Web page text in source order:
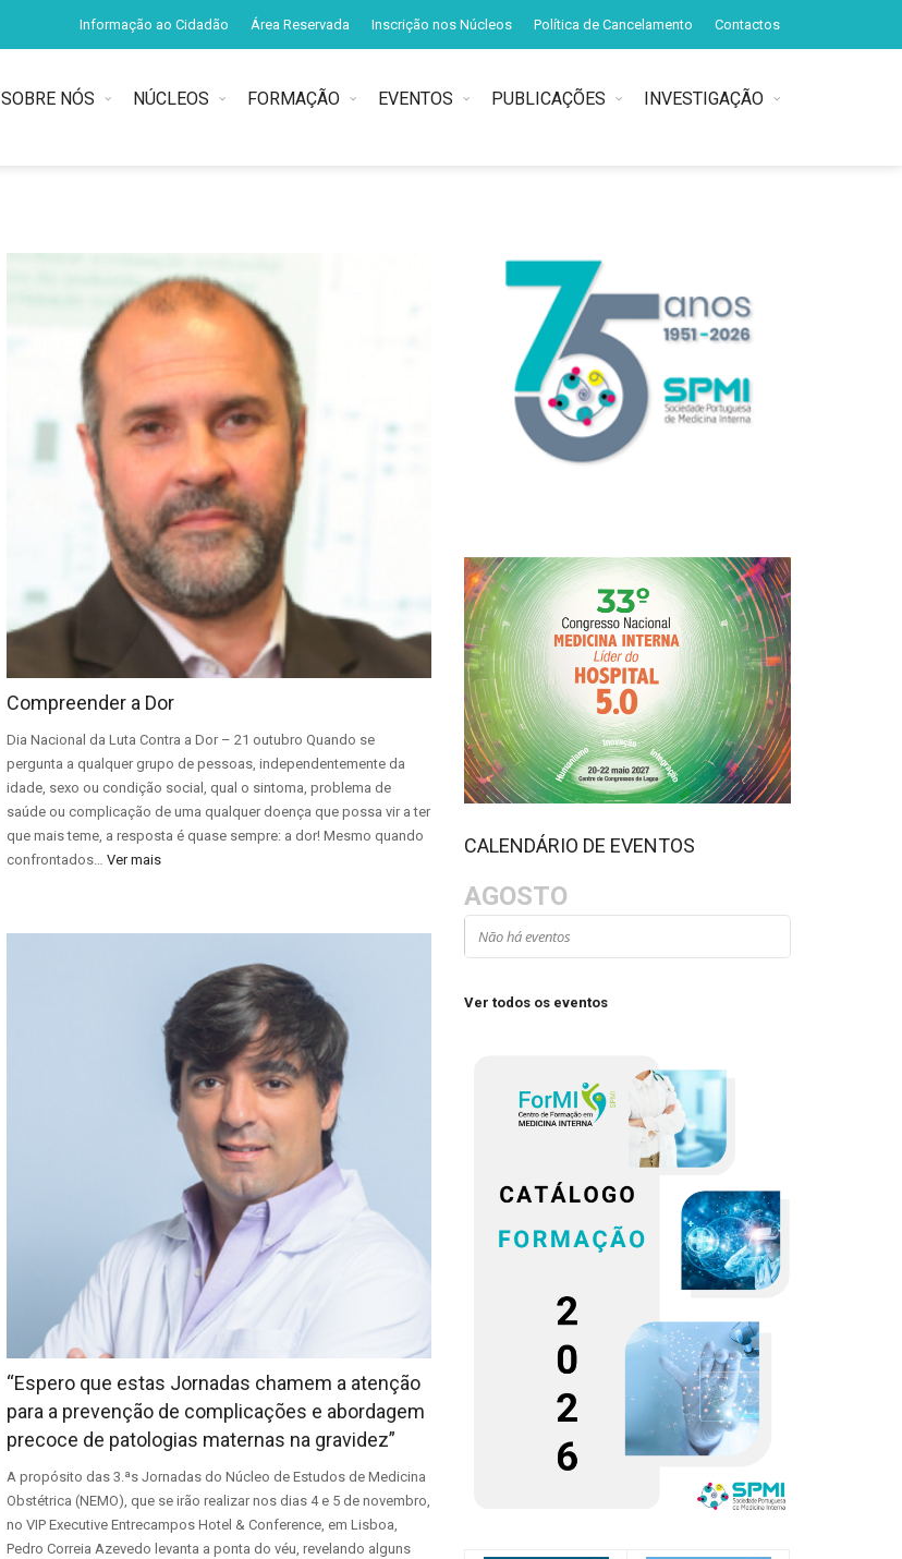
Informação ao Cidadão Área Reservada Inscrição nos Núcleos Política de Cancelamento Contactos
SOBRE NÓS NÚCLEOS FORMAÇÃO EVENTOS PUBLICAÇÕES INVESTIGAÇÃO
Compreender a Dor
Dia Nacional da Luta Contra a Dor – 21 outubro Quando se
pergunta a qualquer grupo de pessoas, independentemente da
idade, sexo ou condição social, qual o sintoma, problema de
saúde ou complicação de uma qualquer doença que possa vir a ter
que mais teme, a resposta é quase sempre: a dor! Mesmo quando
confrontados…Ver mais
“Espero que estas Jornadas chamem a atenção
para a prevenção de complicações e abordagem
precoce de patologias maternas na gravidez”
A propósito das 3.ªs Jornadas do Núcleo de Estudos de Medicina
Obstétrica (NEMO), que se irão realizar nos dias 4 e 5 de novembro,
no VIP Executive Entrecampos Hotel & Conference, em Lisboa,
Pedro Correia Azevedo levanta a ponta do véu, revelando alguns
CALENDÁRIO DE EVENTOS
AGOSTO
Não há eventos
Ver todos os eventos